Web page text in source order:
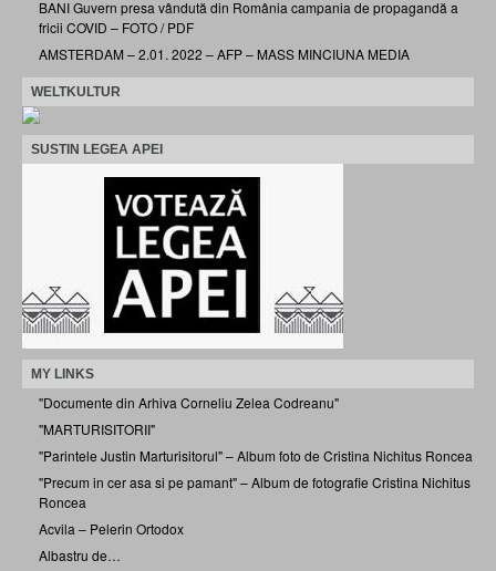
BANI Guvern presa vândută din România campania de propagandă a
fricii COVID – FOTO / PDF
AMSTERDAM – 2.01. 2022 – AFP – MASS MINCIUNA MEDIA
WELTKULTUR
SUSTIN LEGEA APEI
MY LINKS
"Documente din Arhiva Corneliu Zelea Codreanu"
"MARTURISITORII"
"Parintele Justin Marturisitorul" – Album foto de Cristina Nichitus Roncea
"Precum in cer asa si pe pamant" – Album de fotografie Cristina Nichitus
Roncea
Acvila – Pelerin Ortodox
Albastru de…